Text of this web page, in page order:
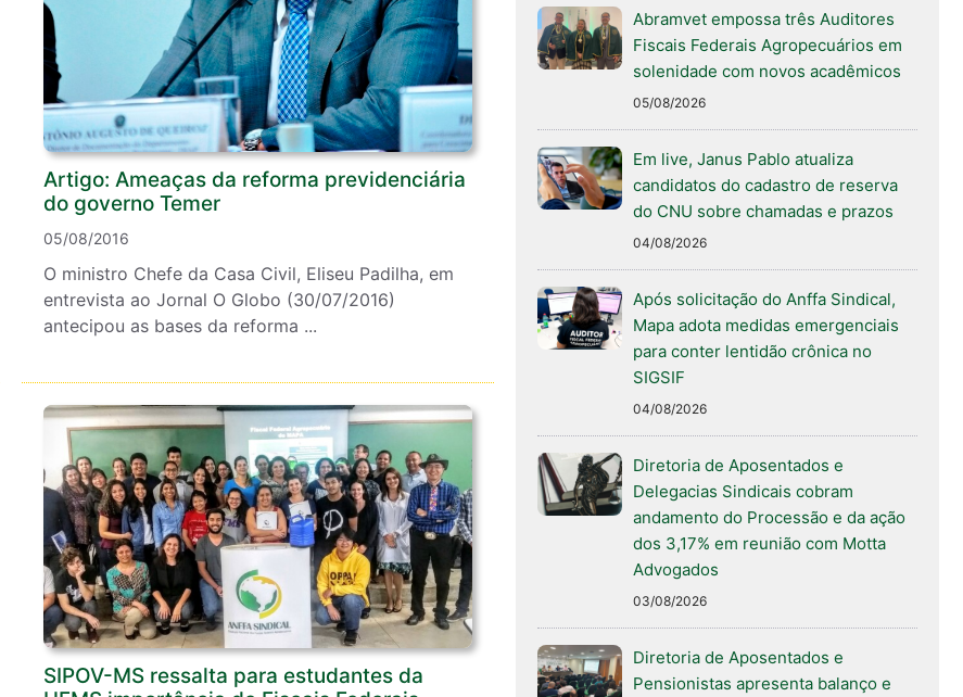
Artigo: Ameaças da reforma previdenciária
do governo Temer
05/08/2016
O ministro Chefe da Casa Civil, Eliseu Padilha, em
entrevista ao Jornal O Globo (30/07/2016)
antecipou as bases da reforma ...
SIPOV-MS ressalta para estudantes da
Abramvet empossa três Auditores
Fiscais Federais Agropecuários em
solenidade com novos acadêmicos
05/08/2026
Em live, Janus Pablo atualiza
candidatos do cadastro de reserva
do CNU sobre chamadas e prazos
04/08/2026
Após solicitação do Anffa Sindical,
Mapa adota medidas emergenciais
para conter lentidão crônica no
SIGSIF
04/08/2026
Diretoria de Aposentados e
Delegacias Sindicais cobram
andamento do Processão e da ação
dos 3,17% em reunião com Motta
Advogados
03/08/2026
Diretoria de Aposentados e
Pensionistas apresenta balanço e